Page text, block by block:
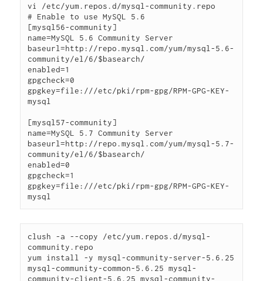
vi /etc/yum.repos.d/mysql-community.repo
# Enable to use MySQL 5.6
[mysql56-community]
name=MySQL 5.6 Community Server
baseurl=http://repo.mysql.com/yum/mysql-5.6-
community/el/6/$basearch/
enabled=1
gpgcheck=0
gpgkey=file:///etc/pki/rpm-gpg/RPM-GPG-KEY-
mysql
[mysql57-community]
name=MySQL 5.7 Community Server
baseurl=http://repo.mysql.com/yum/mysql-5.7-
community/el/6/$basearch/
enabled=0
gpgcheck=1
gpgkey=file:///etc/pki/rpm-gpg/RPM-GPG-KEY-
clush -a --copy /etc/yum.repos.d/mysql-
community.repo
yum install -y mysql-community-server-5.6.25
mysql-community-common-5.6.25 mysql-
community-client-5.6.25 mysql-community-